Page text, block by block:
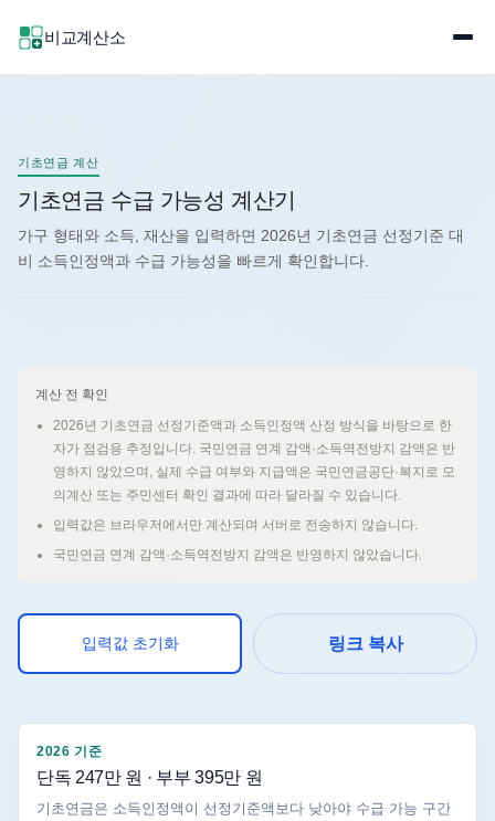
비교계산소
기초연금 계산
기초연금 수급 가능성 계산기
가구 형태와 소득, 재산을 입력하면 2026년 기초연금 선정기준 대
비 소득인정액과 수급 가능성을 빠르게 확인합니다.
계산 전 확인
2026년 기초연금 선정기준액과 소득인정액 산정 방식을 바탕으로 한
자가 점검용 추정입니다. 국민연금 연계 감액·소득역전방지 감액은 반
영하지 않았으며, 실제 수급 여부와 지급액은 국민연금공단·복지로 모
의계산 또는 주민센터 확인 결과에 따라 달라질 수 있습니다.
입력값은 브라우저에서만 계산되며 서버로 전송하지 않습니다.
국민연금 연계 감액·소득역전방지 감액은 반영하지 않았습니다.
입력값 초기화 링크 복사
2026 기준
단독 247만 원 · 부부 395만 원
기초연금은 소득인정액이 선정기준액보다 낮아야 수급 가능 구간